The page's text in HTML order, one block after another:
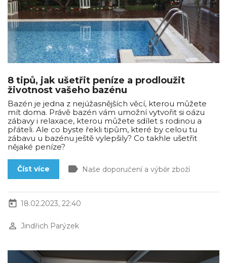
8 tipů, jak ušetřit peníze a prodloužit
životnost vašeho bazénu
Bazén je jedna z nejúžasnějších věcí, kterou můžete
mít doma. Právě bazén vám umožní vytvořit si oázu
zábavy i relaxace, kterou můžete sdílet s rodinou a
přáteli. Ale co byste řekli tipům, které by celou tu
zábavu u bazénu ještě vylepšily? Co takhle ušetřit
nějaké peníze?
Číst více label Naše doporučení a výběr zboží
today 18.02.2023, 22:40
perm_identity Jindřich Parýzek